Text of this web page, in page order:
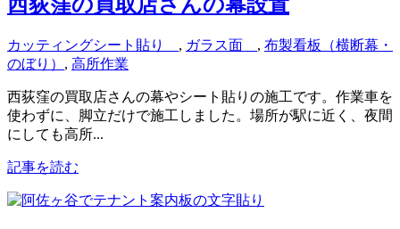
カッティングシート貼り , ガラス面 , 布製看板（横断幕・
のぼり） , 高所作業
西荻窪の買取店さんの幕やシート貼りの施工です。作業車を
使わずに、脚立だけで施工しました。場所が駅に近く、夜間
にしても高所...
記事を読む